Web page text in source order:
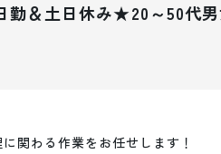
＆土日休み★20～50代
関わる作業をお任せします！